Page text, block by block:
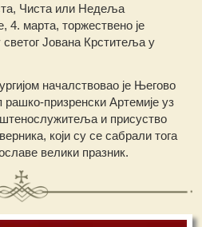
Чиста или Недеља
4. марта, торжествено је
Јована Крститеља у
началствовао је Његово
призренски Артемије уз
и присуство
који су се сабрали тога
велики празник.